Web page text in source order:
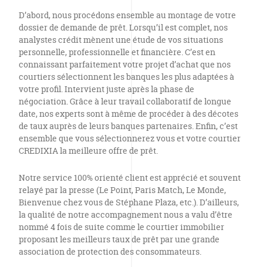
D’abord, nous procédons ensemble au montage de votre
dossier de demande de prêt. Lorsqu’il est complet, nos
analystes crédit mènent une étude de vos situations
personnelle, professionnelle et financière. C’est en
connaissant parfaitement votre projet d’achat que nos
courtiers sélectionnent les banques les plus adaptées à
votre profil. Intervient juste après la phase de
négociation. Grâce à leur travail collaboratif de longue
date, nos experts sont à même de procéder à des décotes
de taux auprès de leurs banques partenaires. Enfin, c’est
ensemble que vous sélectionnerez vous et votre courtier
CREDIXIA la meilleure offre de prêt.
Notre service 100% orienté client est apprécié et souvent
relayé par la presse (Le Point, Paris Match, Le Monde,
Bienvenue chez vous de Stéphane Plaza, etc.). D’ailleurs,
la qualité de notre accompagnement nous a valu d’être
nommé 4 fois de suite comme le courtier immobilier
proposant les meilleurs taux de prêt par une grande
association de protection des consommateurs.